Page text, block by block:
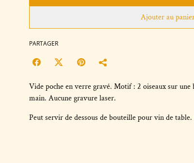
Ajouter au
PARTAGER
Vide poche en verre gravé. Motif : 2 oiseaux sur
main. Aucune gravure laser.
Peut servir de dessous de bouteille pour vin de